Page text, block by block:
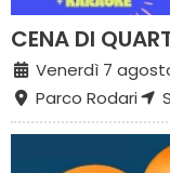
CENA DI
Venerdì 7
Parco Rodari